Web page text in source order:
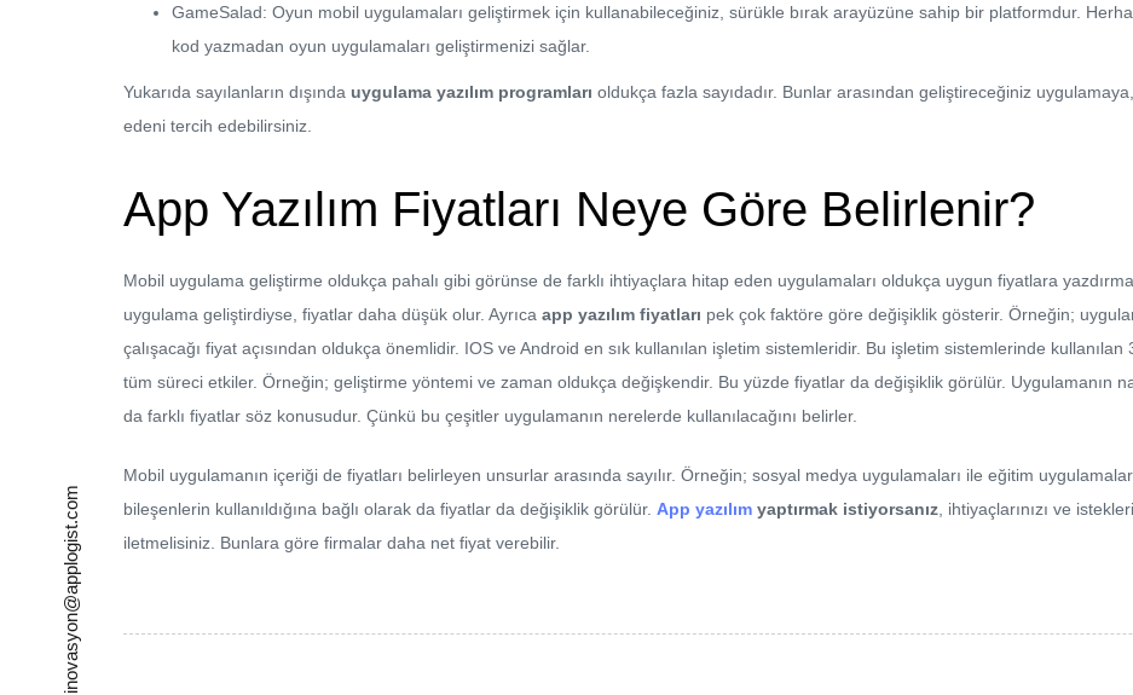
inovasyon@applogist.com
GameSalad: Oyun mobil uygulamaları geliştirmek için kullanabileceğiniz, sürükle bırak arayüzüne sahip bir platformdur.
kod yazmadan oyun uygulamaları geliştirmenizi sağlar.
Yukarıda sayılanların dışında uygulama yazılım programları oldukça fazla sayıdadır. Bunlar arasından geliştireceğiniz
edeni tercih edebilirsiniz.
App Yazılım Fiyatları Neye Göre Belirlenir?
Mobil uygulama geliştirme oldukça pahalı gibi görünse de farklı ihtiyaçlara hitap eden uygulamaları oldukça uygun fiyatlara
uygulama geliştirdiyse, fiyatlar daha düşük olur. Ayrıca app yazılım fiyatları pek çok faktöre göre değişiklik gösterir. Örneğin;
çalışacağı fiyat açısından oldukça önemlidir. IOS ve Android en sık kullanılan işletim sistemleridir. Bu işletim sistemlerinde kullanılan 3
tüm süreci etkiler. Örneğin; geliştirme yöntemi ve zaman oldukça değişkendir. Bu yüzde fiyatlar da değişiklik görülür. Uygulamanın
da farklı fiyatlar söz konusudur. Çünkü bu çeşitler uygulamanın nerelerde kullanılacağını belirler.
Mobil uygulamanın içeriği de fiyatları belirleyen unsurlar arasında sayılır. Örneğin; sosyal medya uygulamaları ile eğitim
bileşenlerin kullanıldığına bağlı olarak da fiyatlar da değişiklik görülür. App yazılım yaptırmak istiyorsanız , ihtiyaçlarınızı ve
iletmelisiniz. Bunlara göre firmalar daha net fiyat verebilir.